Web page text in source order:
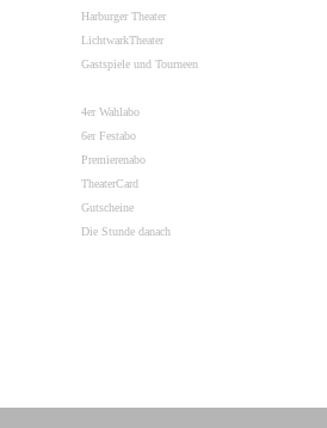
Harburger Theater
LichtwarkTheater
Gastspiele und Tourneen
4er Wahlabo
6er Festabo
Premierenabo
TheaterCard
Gutscheine
Die Stunde danach